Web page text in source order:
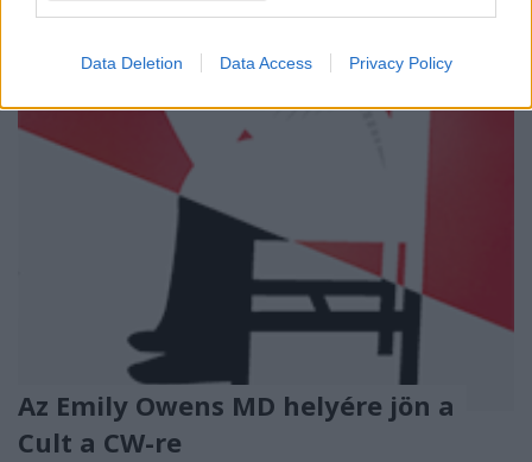
Data Deletion Data Access Privacy Policy
Az Emily Owens MD helyére jön a
Cult a CW-re